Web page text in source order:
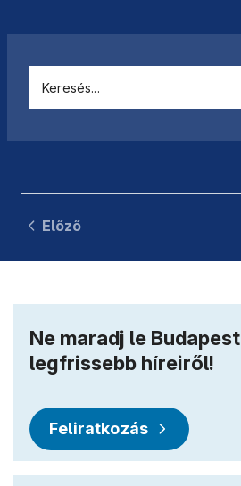
Előző
Ne maradj le Budapest
legfrissebb híreiről!
Feliratkozás